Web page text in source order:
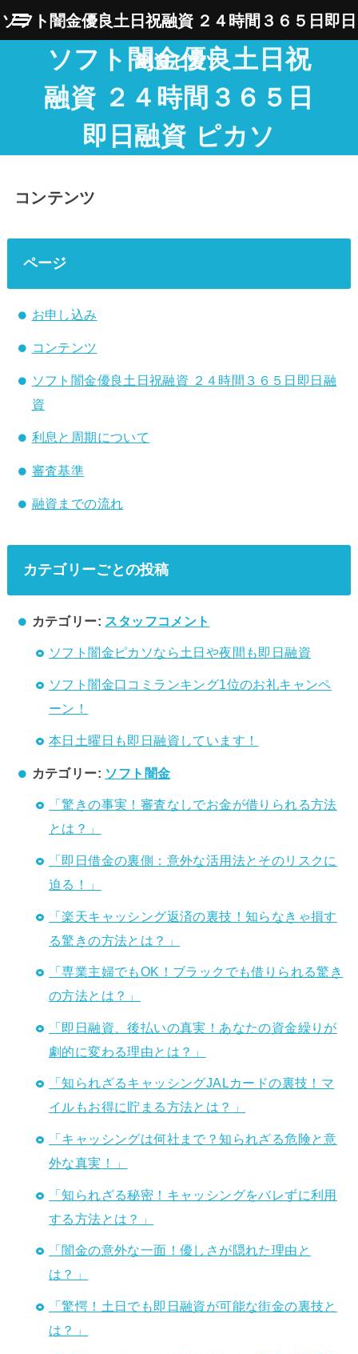
ソフト闇金優良土日祝
融資 ２４時間３６５日
即日融資 ピカソ
コンテンツ
ページ
お申し込み
コンテンツ
ソフト闇金優良土日祝融資 ２４時間３６５日即日融
資
利息と周期について
審査基準
融資までの流れ
カテゴリーごとの投稿
カテゴリー: スタッフコメント
ソフト闇金ピカソなら土日や夜間も即日融資
ソフト闇金口コミランキング1位のお礼キャンペ
ーン！
本日土曜日も即日融資しています！
カテゴリー: ソフト闇金
「驚きの事実！審査なしでお金が借りられる方法
とは？」
「即日借金の裏側：意外な活用法とそのリスクに
迫る！」
「楽天キャッシング返済の裏技！知らなきゃ損す
る驚きの方法とは？」
「専業主婦でもOK！ブラックでも借りられる驚き
の方法とは？」
「即日融資、後払いの真実！あなたの資金繰りが
劇的に変わる理由とは？」
「知られざるキャッシングJALカードの裏技！マ
イルもお得に貯まる方法とは？」
「キャッシングは何社まで？知られざる危険と意
外な真実！」
「知られざる秘密！キャッシングをバレずに利用
する方法とは？」
「闇金の意外な一面！優しさが隠れた理由と
は？」
「驚愕！土日でも即日融資が可能な街金の裏技と
は？」
ソフト闇金優良土日祝融資 ２４時間３６５日即日
融資 ピカソ